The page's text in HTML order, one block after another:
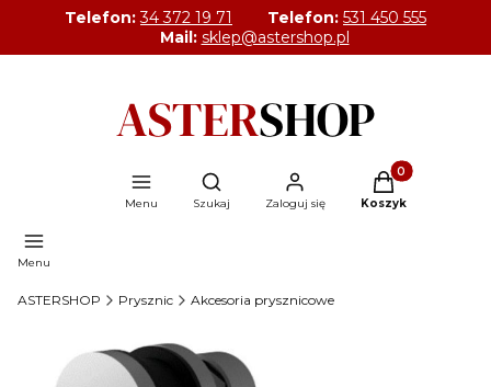
Telefon: 34 372 19 71 Telefon: 531 450 555
Mail: sklep@astershop.pl
Menu
Otwórz wyszukiwarkę
Szukaj Zaloguj się
Produkty w
Koszyk
Menu
ASTERSHOP Prysznic Akcesoria prysznicowe